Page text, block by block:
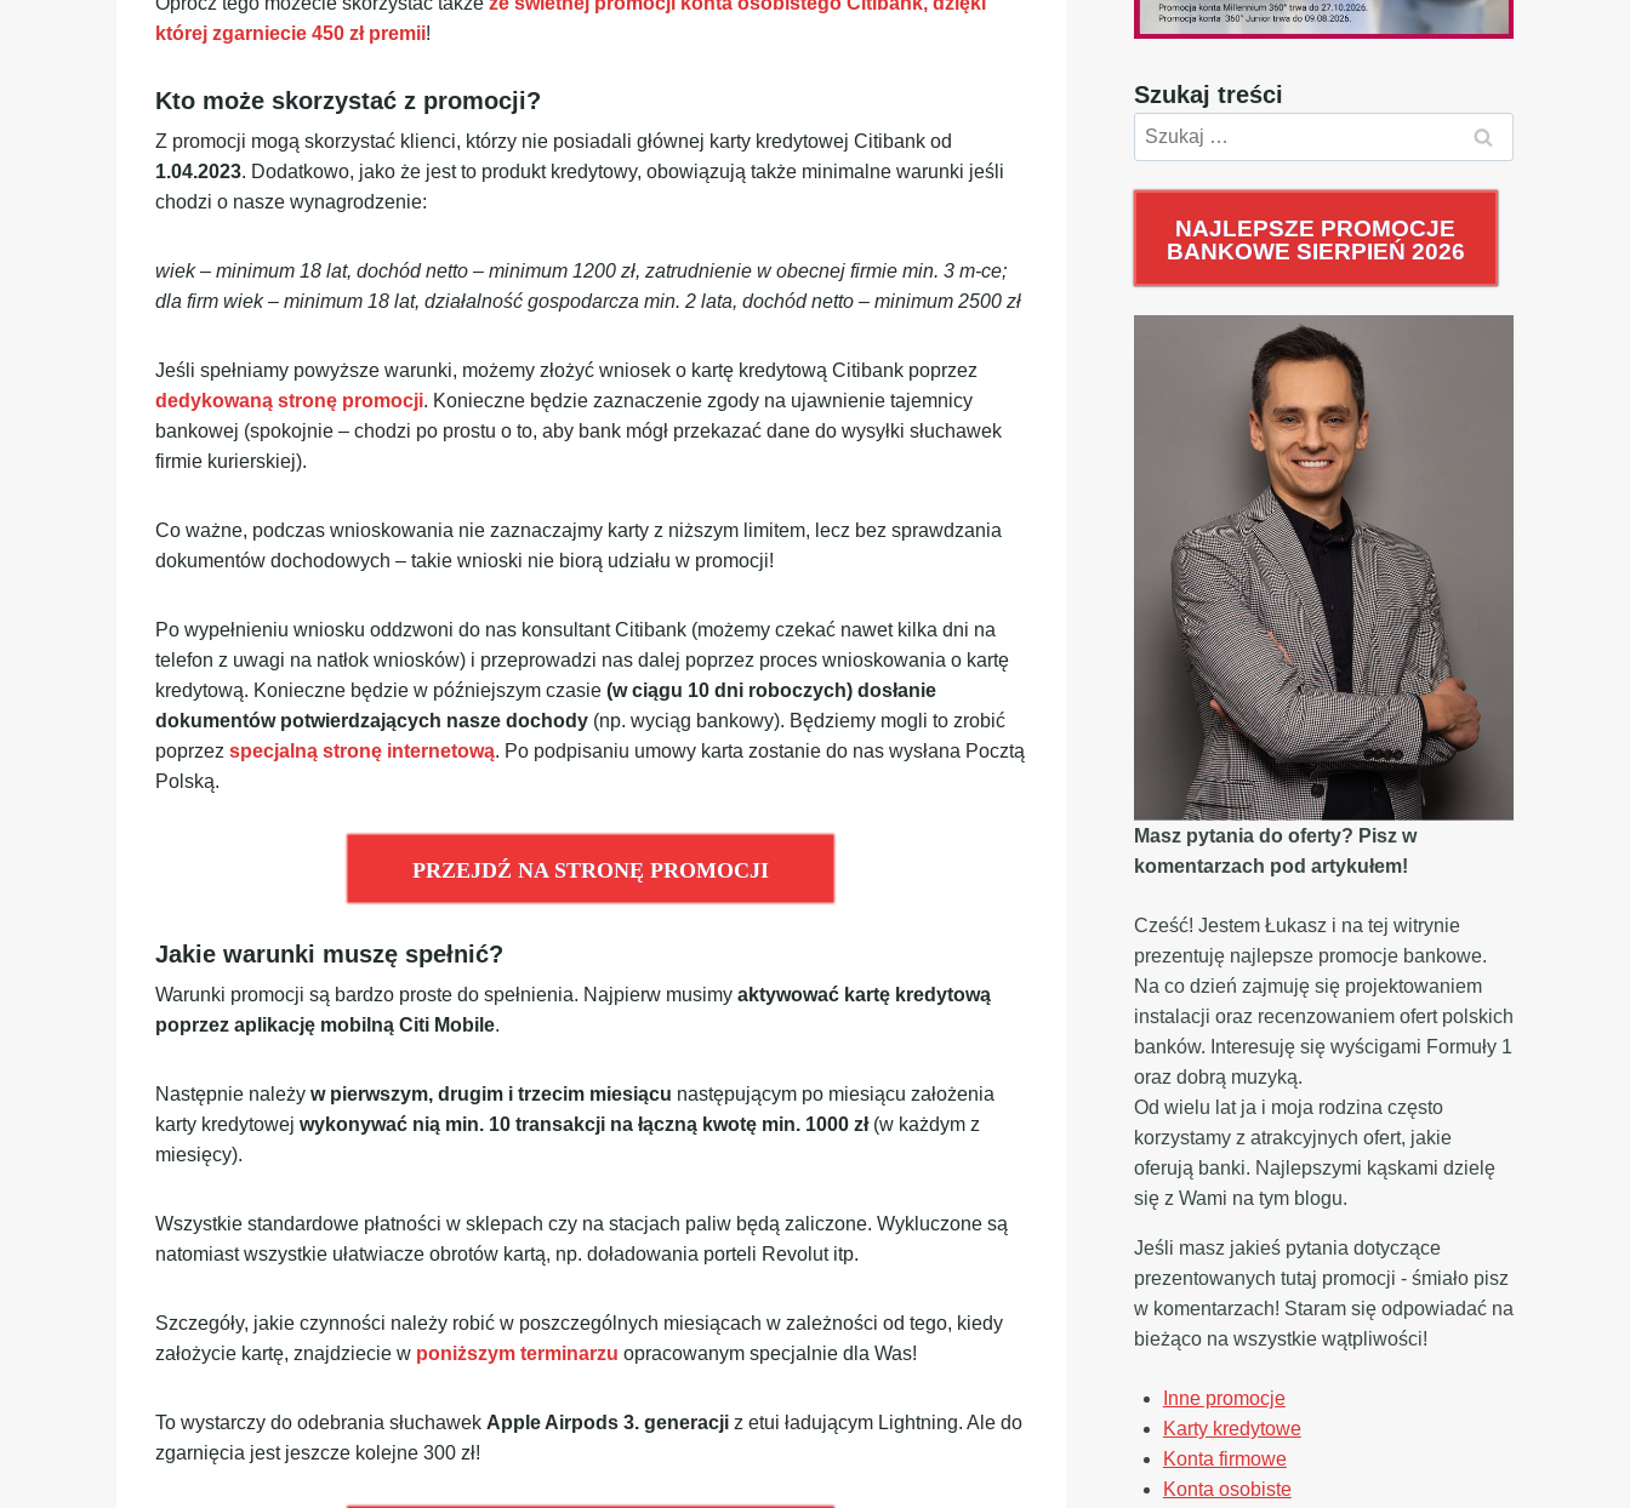
której zgarniecie 450 zł premii!
Kto może skorzystać z promocji?
Z promocji mogą skorzystać klienci, którzy nie posiadali głównej karty kredytowej Citibank od
1.04.2023. Dodatkowo, jako że jest to produkt kredytowy, obowiązują także minimalne warunki jeśli
chodzi o nasze wynagrodzenie:
wiek – minimum 18 lat, dochód netto – minimum 1200 zł, zatrudnienie w obecnej firmie min. 3 m-ce;
dla firm wiek – minimum 18 lat, działalność gospodarcza min. 2 lata, dochód netto – minimum 2500 zł
Jeśli spełniamy powyższe warunki, możemy złożyć wniosek o kartę kredytową Citibank poprzez
dedykowaną stronę promocji. Konieczne będzie zaznaczenie zgody na ujawnienie tajemnicy
bankowej (spokojnie – chodzi po prostu o to, aby bank mógł przekazać dane do wysyłki słuchawek
firmie kurierskiej).
Co ważne, podczas wnioskowania nie zaznaczajmy karty z niższym limitem, lecz bez sprawdzania
dokumentów dochodowych – takie wnioski nie biorą udziału w promocji!
Po wypełnieniu wniosku oddzwoni do nas konsultant Citibank (możemy czekać nawet kilka dni na
telefon z uwagi na natłok wniosków) i przeprowadzi nas dalej poprzez proces wnioskowania o kartę
kredytową. Konieczne będzie w późniejszym czasie (w ciągu 10 dni roboczych) dosłanie
dokumentów potwierdzających nasze dochody (np. wyciąg bankowy). Będziemy mogli to zrobić
poprzez specjalną stronę internetową. Po podpisaniu umowy karta zostanie do nas wysłana Pocztą
Polską.
PRZEJDŹ NA STRONĘ PROMOCJI
Jakie warunki muszę spełnić?
Warunki promocji są bardzo proste do spełnienia. Najpierw musimy aktywować kartę kredytową
poprzez aplikację mobilną Citi Mobile.
Następnie należy w pierwszym, drugim i trzecim miesiącu następującym po miesiącu założenia
karty kredytowej wykonywać nią min. 10 transakcji na łączną kwotę min. 1000 zł (w każdym z
miesięcy).
Wszystkie standardowe płatności w sklepach czy na stacjach paliw będą zaliczone. Wykluczone są
natomiast wszystkie ułatwiacze obrotów kartą, np. doładowania porteli Revolut itp.
Szczegóły, jakie czynności należy robić w poszczególnych miesiącach w zależności od tego, kiedy
założycie kartę, znajdziecie w poniższym terminarzu opracowanym specjalnie dla Was!
To wystarczy do odebrania słuchawek Apple Airpods 3. generacji z etui ładującym Lightning. Ale do
zgarnięcia jest jeszcze kolejne 300 zł!
Szukaj treści
Szukaj:
NAJLEPSZE PROMOCJE
BANKOWE SIERPIEŃ 2026
Masz pytania do oferty? Pisz w
komentarzach pod artykułem!
Cześć! Jestem Łukasz i na tej witrynie
prezentuję najlepsze promocje bankowe.
Na co dzień zajmuję się projektowaniem
instalacji oraz recenzowaniem ofert polskich
banków. Interesuję się wyścigami Formuły 1
oraz dobrą muzyką.
Od wielu lat ja i moja rodzina często
korzystamy z atrakcyjnych ofert, jakie
oferują banki. Najlepszymi kąskami dzielę
się z Wami na tym blogu.
Jeśli masz jakieś pytania dotyczące
prezentowanych tutaj promocji - śmiało pisz
w komentarzach! Staram się odpowiadać na
bieżąco na wszystkie wątpliwości!
Inne promocje
Karty kredytowe
Konta firmowe
Konta osobiste